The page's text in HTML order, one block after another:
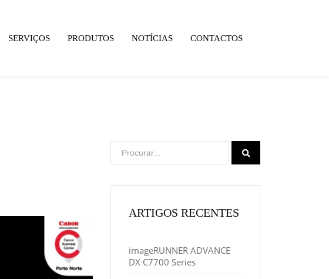
SERVIÇOS PRODUTOS NOTÍCIAS CONTACTOS
ARTIGOS RECENTES
imageRUNNER ADVANCE
DX C7700 Series